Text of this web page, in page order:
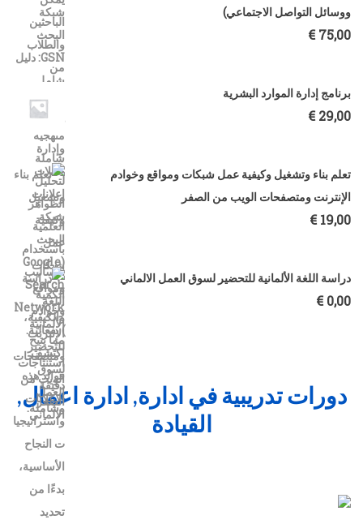
ووسائل التواصل الاجتماعي)
€ 75,00
برنامج إدارة الموارد البشرية
€ 29,00
تعلم بناء وتشغيل وكيفية عمل شبكات ومواقع وخوادم
الإنترنت ومتصفحات الويب من الصفر
€ 19,00
دراسة اللغة الألمانية للتحضير لسوق العمل الالماني
€ 0,00
دورات تدريبية في ادارة, ادارة اعمال,
القيادة